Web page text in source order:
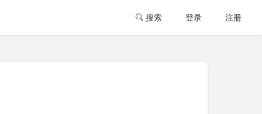
搜索 登录 注册